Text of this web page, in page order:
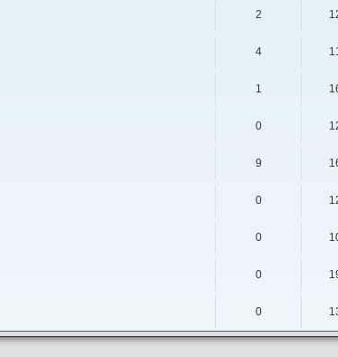
2
4
1
0
9
0
0
0
0